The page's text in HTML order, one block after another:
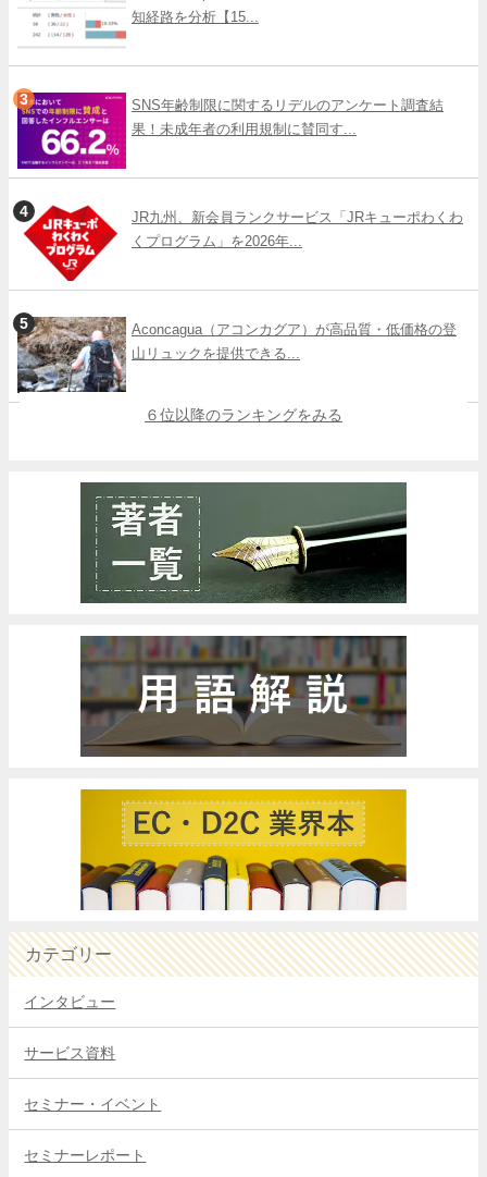
知経路を分析【15...
SNS年齢制限に関するリデルのアンケート調査結
果！未成年者の利用規制に賛同す...
JR九州、新会員ランクサービス「JRキューポわくわ
くプログラム」を2026年...
Aconcagua（アコンカグア）が高品質・低価格の登
山リュックを提供できる...
６位以降のランキングをみる
カテゴリー
インタビュー
サービス資料
セミナー・イベント
セミナーレポート